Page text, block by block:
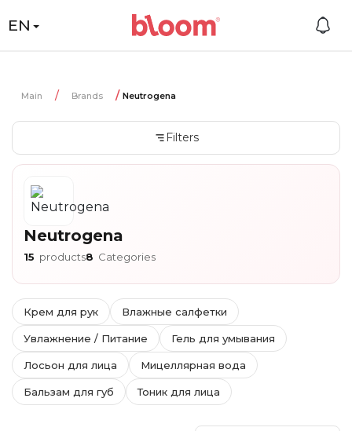
EN
Main Brands Neutrogena
Filters
Neutrogena
15 products8 Categories
Крем для рук Влажные салфетки
Увлажнение / Питание Гель для умывания
Лосьон для лица Мицеллярная вода
Бальзам для губ Тоник для лица